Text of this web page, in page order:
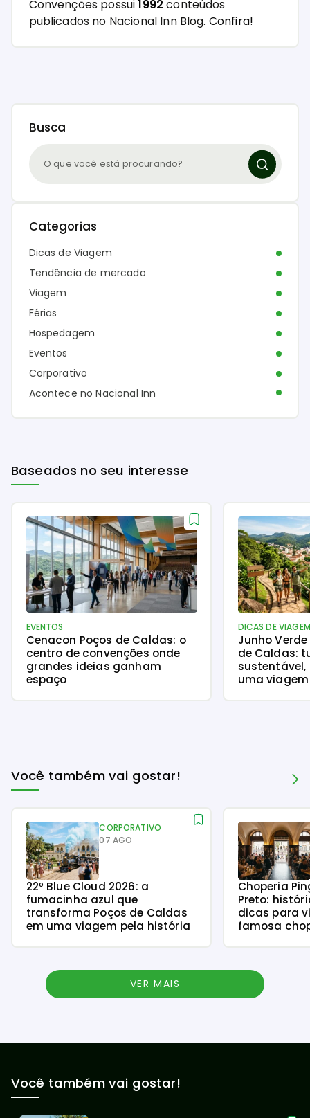
Convenções possui1992 conteúdos
publicados no Nacional Inn Blog. Confira!
Busca
Categorias
Dicas de Viagem
Tendência de mercado
Viagem
Férias
Hospedagem
Eventos
Corporativo
Acontece no Nacional Inn
Baseados no seu interesse
EVENTOS
Cenacon Poços de Caldas: o
centro de convenções onde
grandes ideias ganham
espaço
DICAS DE VIAGEM
Junho
de Caldas:
uma
Você também vai gostar!
CORPORATIVO
07 AGO
22º Blue Cloud 2026: a
fumacinha azul que
transforma Poços de Caldas
em uma viagem pela história
Choperia
Preto:
dicas para
famosa
VER MAIS
Você também vai gostar!